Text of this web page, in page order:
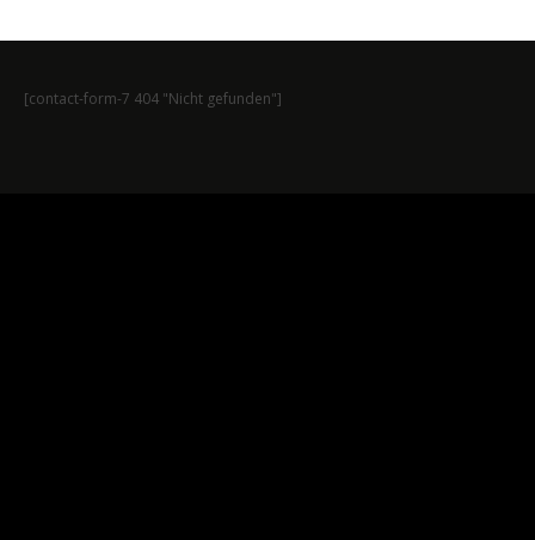
[contact-form-7 404 "Nicht gefunden"]